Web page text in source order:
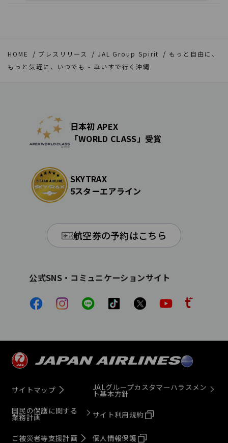
HOME プレスリリース JAL Group Spirit
もっと自由に、
もっと気軽に、いつでも - 車いすで行く沖縄
日本初 APEX
「WORLD CLASS」受賞
SKYTRAX
5スターエアライン
航空券の予約はこちら
公式SNS・コミュニケーションサイト
サイトマップ
国民の保護に関する
業務計画
ご被災者等支援計画
JALグループカスタマーハラスメン
ト基本方針
サイト利用規約
個人情報保護